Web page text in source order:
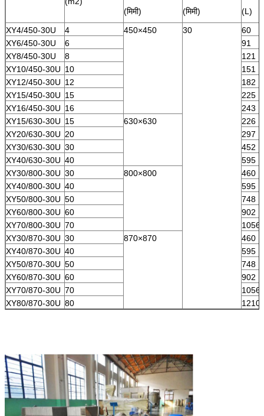
(मिमी)
(मिमी)
(L)
XY4/450-30U
4 450×450 30
60
XY6/450-30U
6
91
XY8/450-30U
8
121
XY10/450-30U 10
151
XY12/450-30U 12
182
XY15/450-30U 15
225
XY16/450-30U 16
243
XY15/630-30U 15 630×630
226
XY20/630-30U 20
297
XY30/630-30U 30
452
XY40/630-30U 40
595
XY30/800-30U 30 800×800
460
XY40/800-30U 40
595
XY50/800-30U 50
748
XY60/800-30U 60
902
XY70/800-30U 70
1056
XY30/870-30U 30 870×870
460
XY40/870-30U 40
595
XY50/870-30U 50
748
XY60/870-30U 60
902
XY70/870-30U 70
1056
XY80/870-30U 80 1210